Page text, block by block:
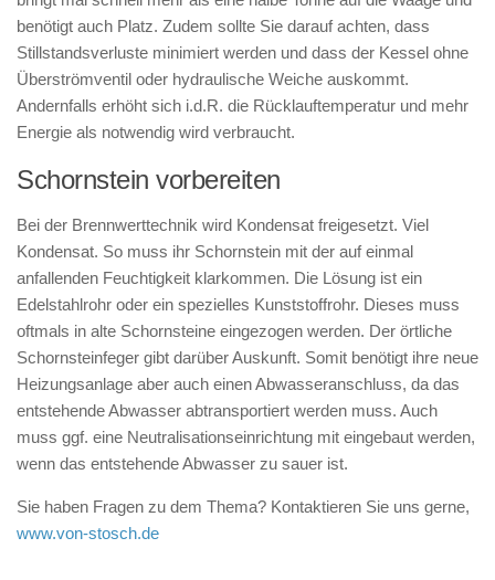
benötigt auch Platz. Zudem sollte Sie darauf achten, dass
Stillstandsverluste minimiert werden und dass der Kessel ohne
Überströmventil oder hydraulische Weiche auskommt.
Andernfalls erhöht sich i.d.R. die Rücklauftemperatur und mehr
Energie als notwendig wird verbraucht.
Schornstein vorbereiten
Bei der Brennwerttechnik wird Kondensat freigesetzt. Viel
Kondensat. So muss ihr Schornstein mit der auf einmal
anfallenden Feuchtigkeit klarkommen. Die Lösung ist ein
Edelstahlrohr oder ein spezielles Kunststoffrohr. Dieses muss
oftmals in alte Schornsteine eingezogen werden. Der örtliche
Schornsteinfeger gibt darüber Auskunft. Somit benötigt ihre neue
Heizungsanlage aber auch einen Abwasseranschluss, da das
entstehende Abwasser abtransportiert werden muss. Auch
muss ggf. eine Neutralisationseinrichtung mit eingebaut werden,
wenn das entstehende Abwasser zu sauer ist.
Sie haben Fragen zu dem Thema? Kontaktieren Sie uns gerne,
www.von-stosch.de